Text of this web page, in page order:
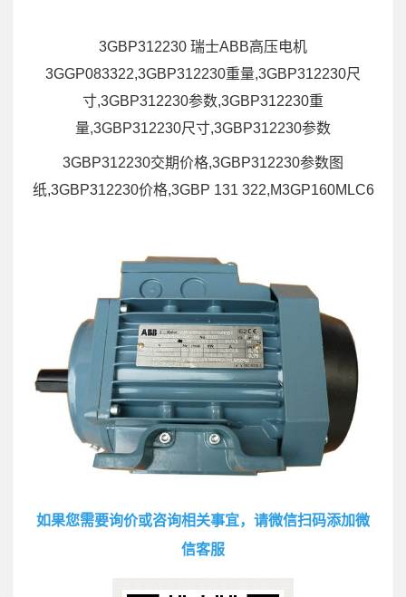
3GBP312230 瑞士ABB高压电机
3GGP083322,3GBP312230重量,3GBP312230尺
寸,3GBP312230参数,3GBP312230重
量,3GBP312230尺寸,3GBP312230参数
3GBP312230交期价格,3GBP312230参数图
纸,3GBP312230价格,3GBP 131 322,M3GP160MLC6
如果您需要询价或咨询相关事宜，请微信扫码添加微
信客服